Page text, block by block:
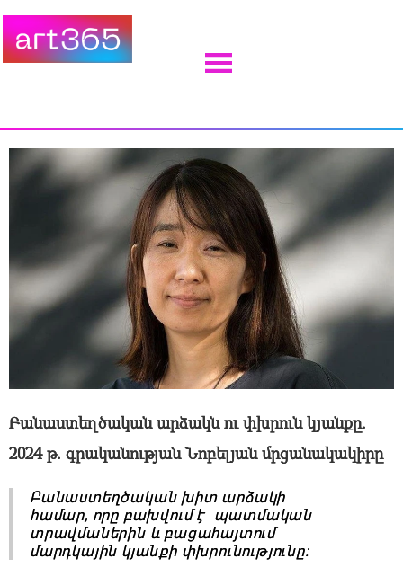
Բանաստեղծական արձակն ու փխրուն կյանքը.
2024 թ. գրականության Նոբելյան մրցանակակիրը
Բանաստեղծական խիտ արձակի
համար, որը բախվում է պատմական
տրավմաներին և բացահայտում
մարդկային կյանքի փխրունությունը: